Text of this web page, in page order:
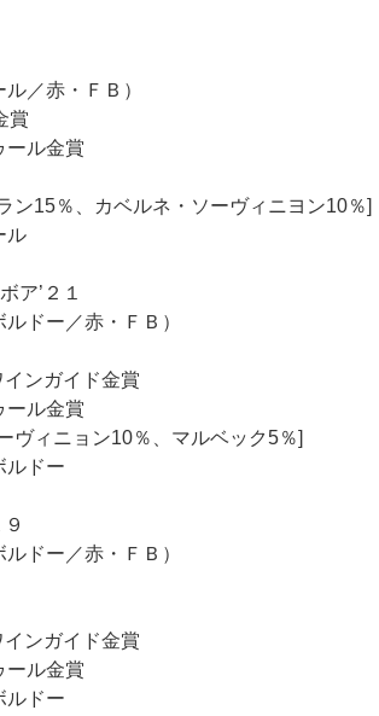
／赤・ＦＢ）
賞
ール金賞
ン15％、カベルネ・ソーヴィニヨン10％]
ル
ア’２１
ドー／赤・ＦＢ）
ンガイド金賞
ール金賞
ヴィニョン10％、マルベック5％]
ルドー
ドー／赤・ＦＢ）
ンガイド金賞
ール金賞
ルドー